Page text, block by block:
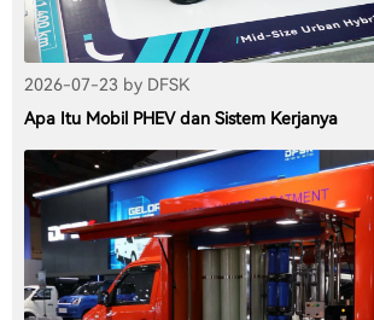
2026-07-23 by DFSK
Apa Itu Mobil PHEV dan Sistem Kerjanya